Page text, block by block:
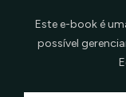
Este e-book é
possível